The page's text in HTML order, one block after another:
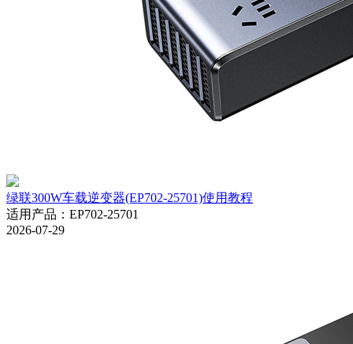
绿联300W车载逆变器(EP702-25701)使用教程
适用产品 ： EP702-25701
2026-07-29